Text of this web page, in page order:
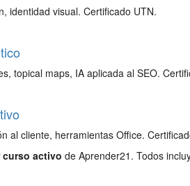
identidad visual. Certificado UTN.
topical maps, IA aplicada al SEO.
al cliente, herramientas Office.
activo de Aprender21. Todos